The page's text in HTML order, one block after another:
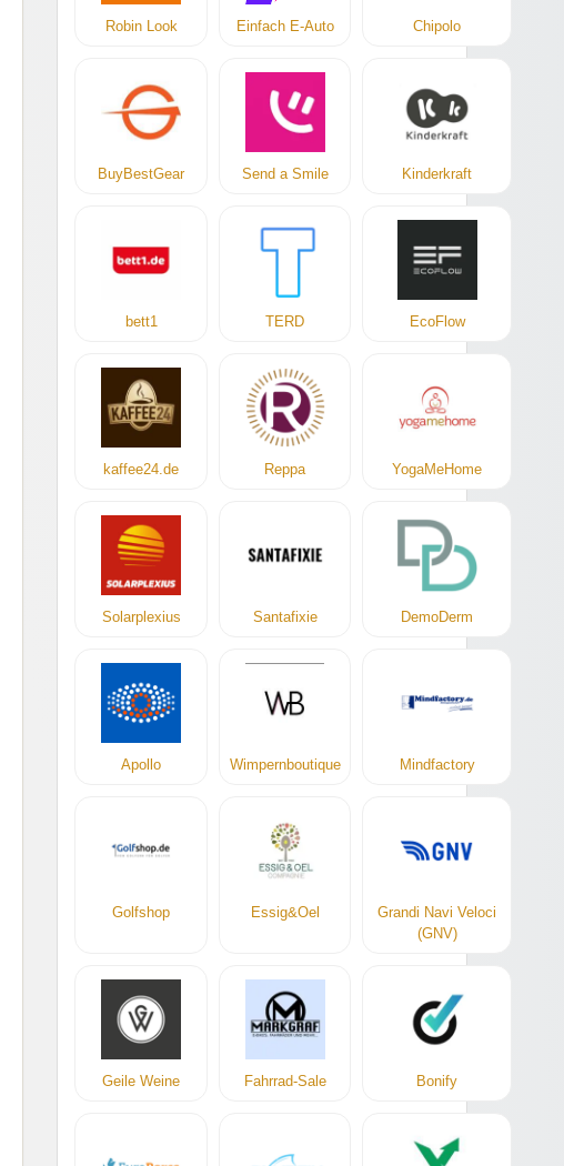
Robin Look Einfach E-Auto Chipolo
BuyBestGear Send a Smile Kinderkraft
bett1 TERD EcoFlow
kaffee24.de Reppa YogaMeHome
Solarplexius Santafixie DemoDerm
Apollo Wimpernboutique Mindfactory
Golfshop Essig&Oel
Grandi Navi Veloci
(GNV)
Geile Weine Fahrrad-Sale Bonify